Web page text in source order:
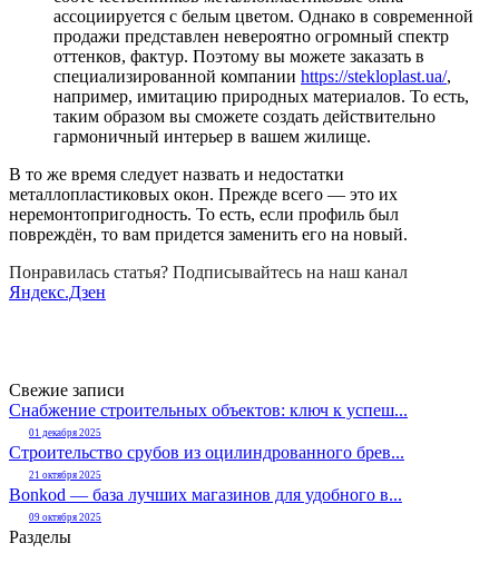
ассоциируется с белым цветом. Однако в современной
продажи представлен невероятно огромный спектр
оттенков, фактур. Поэтому вы можете заказать в
специализированной компании https://stekloplast.ua/,
например, имитацию природных материалов. То есть,
таким образом вы сможете создать действительно
гармоничный интерьер в вашем жилище.
В то же время следует назвать и недостатки
металлопластиковых окон. Прежде всего — это их
неремонтопригодность. То есть, если профиль был
повреждён, то вам придется заменить его на новый.
Понравилась статья? Подписывайтесь на наш канал
Яндекс.Дзен
Свежие записи
Снабжение строительных объектов: ключ к успеш...
01 декабря 2025
Строительство срубов из оцилиндрованного брев...
21 октября 2025
Bonkod — база лучших магазинов для удобного в...
09 октября 2025
Разделы